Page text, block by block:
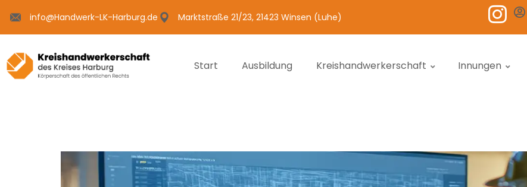
info@Handwerk-LK-Harburg.de Marktstraße 21/23, 21423 Winsen (Luhe)
Start Ausbildung Kreishandwerkerschaft Innungen